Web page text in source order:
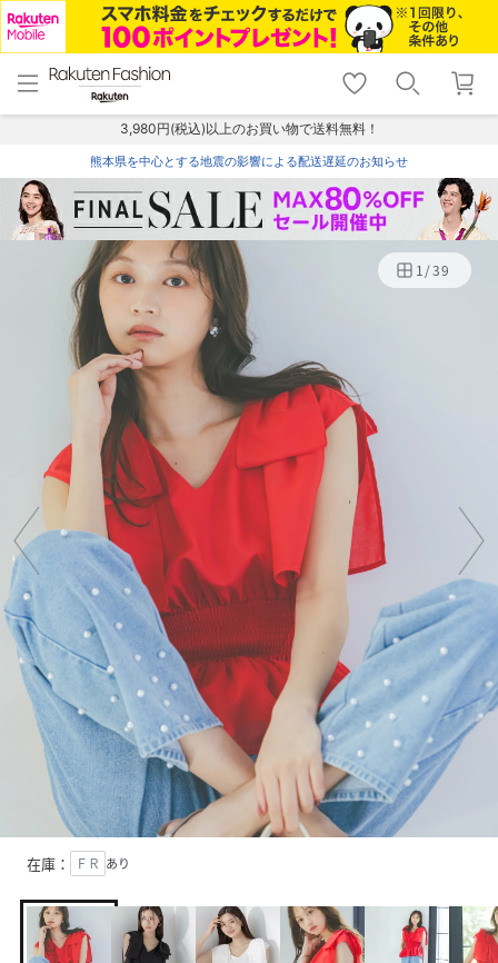
menu home
トップ
shopping_cart lock_outline
ログイン
3,980円(税込)以上のお買い物で送料無料！
熊本県を中心とする地震の影響による配送遅延のお知らせ
1/39
在庫： ＦＲ あり